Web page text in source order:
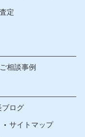
定
ご相談事例
ブログ
サイトマップ